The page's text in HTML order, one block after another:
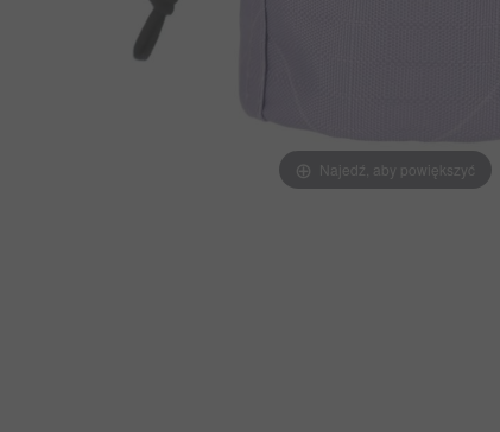
Najedź, aby powiększyć